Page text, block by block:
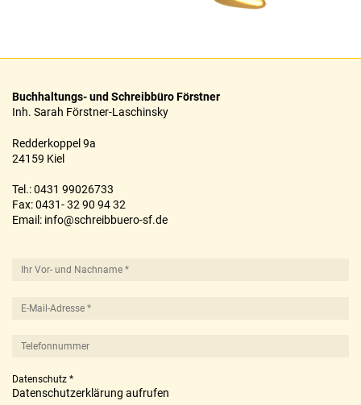
Kontakt
Buchhaltungs- und Schreibbüro Förstner
Inh. Sarah Förstner-Laschinsky
Redderkoppel 9a
24159 Kiel
Tel.: 0431 99026733
Fax: 0431- 32 90 94 32
Email: info@schreibbuero-sf.de
Rückmeldeformular
Datenschutz *
Datenschutzerklärung aufrufen